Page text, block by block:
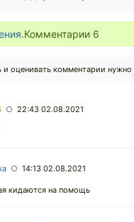
Комментарии 6
и оценивать комментарии нужно
○ 22:43 02.08.2021
○ 14:13 02.08.2021
кидаются на помощь